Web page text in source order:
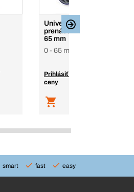
Univerzálny držiak na
prenášanie dosiek 0 –
65 mm
0 - 65 mm
Prihlásiť sa a zobraziť
ceny
smart fast easy